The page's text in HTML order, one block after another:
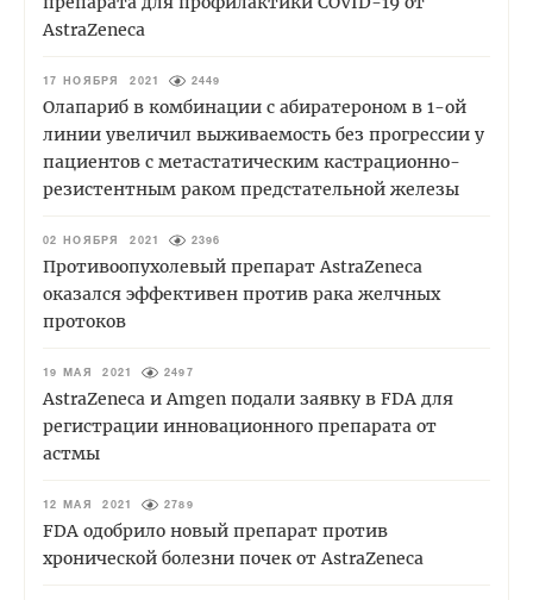
AstraZeneca
17 НОЯБРЯ 2021 2449
Олапариб в комбинации с абиратероном в 1-ой
линии увеличил выживаемость без прогрессии у
пациентов с метастатическим кастрационно-
резистентным раком предстательной железы
02 НОЯБРЯ 2021 2396
Противоопухолевый препарат AstraZeneca
оказался эффективен против рака желчных
протоков
19 МАЯ 2021 2497
AstraZeneca и Amgen подали заявку в FDA для
регистрации инновационного препарата от
астмы
12 МАЯ 2021 2789
FDA одобрило новый препарат против
хронической болезни почек от AstraZeneca